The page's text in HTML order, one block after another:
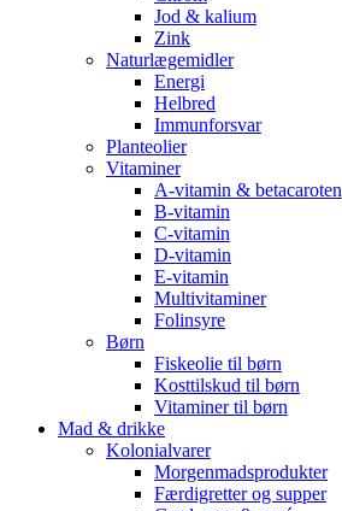
Jod & kalium
Zink
Naturlægemidler
Energi
Helbred
Immunforsvar
Planteolier
Vitaminer
A-vitamin & betacaroten
B-vitamin
C-vitamin
D-vitamin
E-vitamin
Multivitaminer
Folinsyre
Børn
Fiskeolie til børn
Kosttilskud til børn
Vitaminer til børn
Mad & drikke
Kolonialvarer
Morgenmadsprodukter
Færdigretter og supper